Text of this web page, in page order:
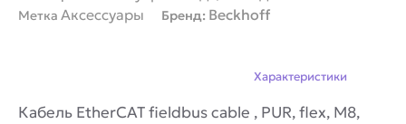
Метка Аксессуары Бренд: Beckhoff
Характеристики
Кабель EtherCAT fieldbus cable , PUR, flex, M8,